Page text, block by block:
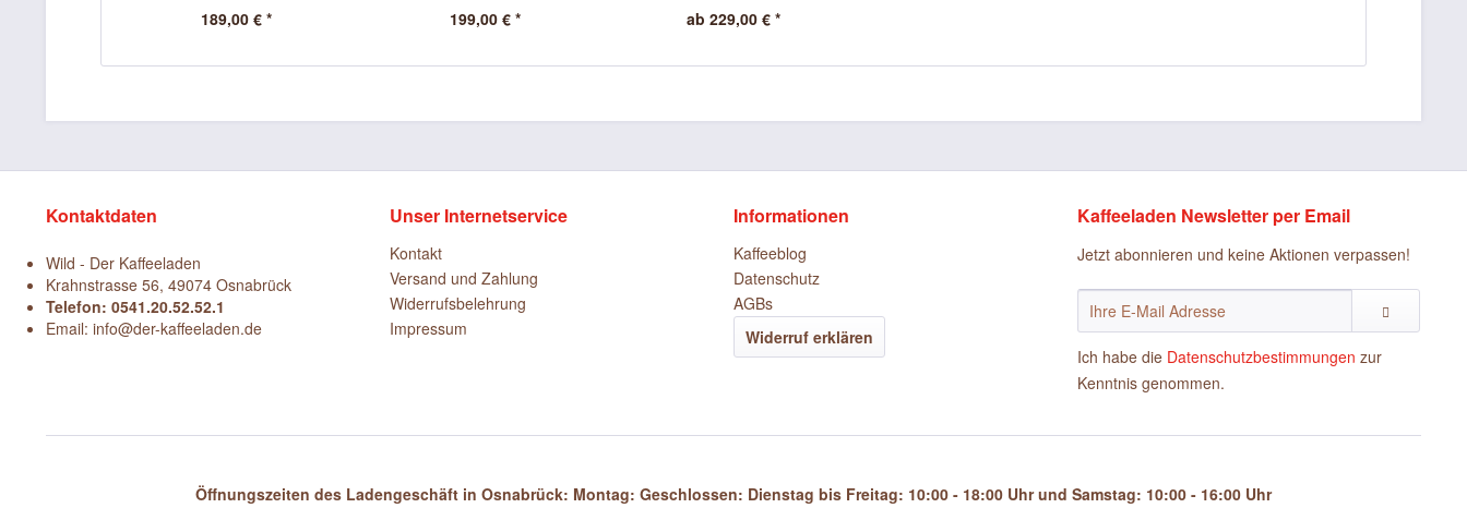
189,00 € * 199,00 € * ab 229,00 € *
Kontaktdaten
Wild - Der Kaffeeladen
Krahnstrasse 56, 49074 Osnabrück
Telefon: 0541.20.52.52.1
Email: info@der-kaffeeladen.de
Unser Internetservice
Kontakt
Versand und Zahlung
Widerrufsbelehrung
Impressum
Informationen
Kaffeeblog
Datenschutz
AGBs
Widerruf erklären
Kaffeeladen Newsletter per Email
Jetzt abonnieren und keine Aktionen verpassen!
Ich habe die Datenschutzbestimmungen zur
Kenntnis genommen.
Öffnungszeiten des Ladengeschäft in Osnabrück: Montag: Geschlossen: Dienstag bis Freitag: 10:00 - 18:00 Uhr und Samstag: 10:00 - 16:00 Uhr